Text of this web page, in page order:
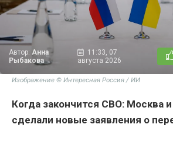
Автор: Анна
Рыбакова
11:33, 07
августа 2026
Изображение © Интересная Россия / ИИ
Когда закончится СВО: Москва
сделали новые заявления о